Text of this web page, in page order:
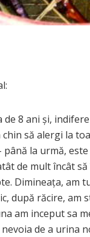
8 ani și,
să alergi la
la urmă,
de mult încât
Dimineața,
după răcire,
am inceput sa
de a urina